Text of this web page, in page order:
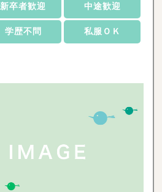
新卒者歓迎 中途歓迎
学歴不問 私服ＯＫ